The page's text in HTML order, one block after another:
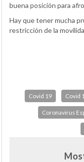
buena posición para
Hay que tener mucha
restricción de la
Covid 19 Covid
Coronavirus